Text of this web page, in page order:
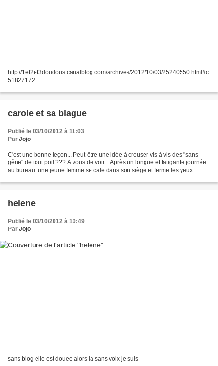
http://1et2et3doudous.canalblog.com/archives/2012/10/03/25240550.html#c
51827172
carole et sa blague
Publié le 03/10/2012 à 11:03
Par Jojo
C'est une bonne leçon... Peut-être une idée à creuser vis à vis des "sans-
gêne" de tout poil ??? A vous de voir... Après un longue et fatigante journée
au bureau, une jeune femme se cale dans son siège et ferme les yeux
helene
Publié le 03/10/2012 à 10:49
Par Jojo
sans blog elle est douee alors la sans voix je suis